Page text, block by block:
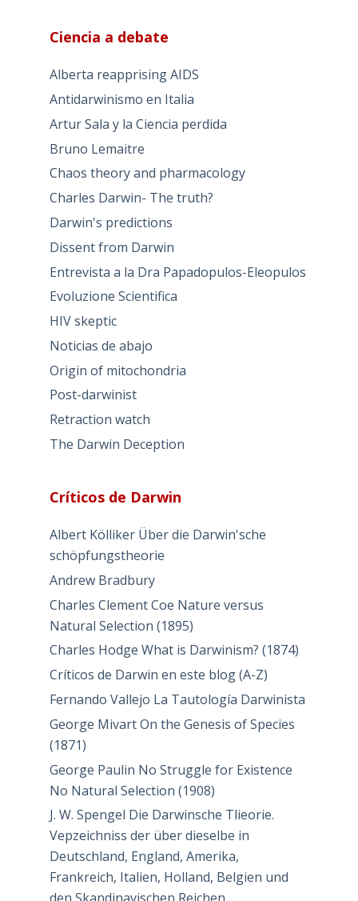
Ciencia a debate
Alberta reapprising AIDS
Antidarwinismo en Italia
Artur Sala y la Ciencia perdida
Bruno Lemaitre
Chaos theory and pharmacology
Charles Darwin- The truth?
Darwin's predictions
Dissent from Darwin
Entrevista a la Dra Papadopulos-Eleopulos
Evoluzione Scientifica
HIV skeptic
Noticias de abajo
Origin of mitochondria
Post-darwinist
Retraction watch
The Darwin Deception
Críticos de Darwin
Albert Kölliker Über die Darwin'sche
schöpfungstheorie
Andrew Bradbury
Charles Clement Coe Nature versus
Natural Selection (1895)
Charles Hodge What is Darwinism? (1874)
Críticos de Darwin en este blog (A-Z)
Fernando Vallejo La Tautología Darwinista
George Mivart On the Genesis of Species
(1871)
George Paulin No Struggle for Existence
No Natural Selection (1908)
J. W. Spengel Die Darwinsche Tlieorie.
Vepzeichniss der über dieselbe in
Deutschland, England, Amerika,
Frankreich, Italien, Holland, Belgien und